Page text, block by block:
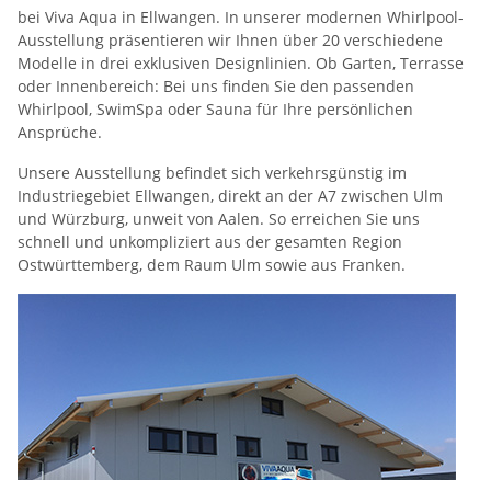
bei Viva Aqua in Ellwangen. In unserer modernen Whirlpool-
Ausstellung präsentieren wir Ihnen über 20 verschiedene
Modelle in drei exklusiven Designlinien. Ob Garten, Terrasse
oder Innenbereich: Bei uns finden Sie den passenden
Whirlpool, SwimSpa oder Sauna für Ihre persönlichen
Ansprüche.
Unsere Ausstellung befindet sich verkehrsgünstig im
Industriegebiet Ellwangen, direkt an der A7 zwischen Ulm
und Würzburg, unweit von Aalen. So erreichen Sie uns
schnell und unkompliziert aus der gesamten Region
Ostwürttemberg, dem Raum Ulm sowie aus Franken.